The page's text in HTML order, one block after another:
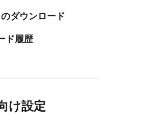
ダウンロード
ド履歴
け設定